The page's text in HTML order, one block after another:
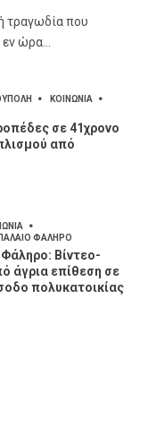
τραγωδία που
ώρα...
ΚΟΙΝΩΝΙΑ
σε 41χρονο
από
ΠΑΛΑΙΟ ΦΑΛΗΡΟ
Βίντεο-
άγρια επίθεση σε
πολυκατοικίας